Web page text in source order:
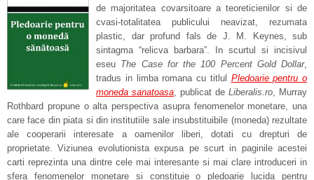
de majoritatea covarsitoare a teoreticienilor si de
cvasi-totalitatea publicului neavizat, rezumata
plastic, dar profund fals de J. M. Keynes, sub
sintagma “relicva barbara”. In scurtul si incisivul
eseu The Case for the 100 Percent Gold Dollar,
tradus in limba romana cu titlul Pledoarie pentru o
moneda sanatoasa, publicat de Liberalis.ro, Murray
Rothbard propune o alta perspectiva asupra fenomenelor monetare, una
care face din piata si din institutiile sale insubstituibile (moneda) rezultate
ale cooperarii interesate a oamenilor liberi, dotati cu drepturi de
proprietate. Viziunea evolutionista expusa pe scurt in paginile acestei
carti reprezinta una dintre cele mai interesante si mai clare introduceri in
sfera fenomenelor monetare si constituie o pledoarie lucida pentru